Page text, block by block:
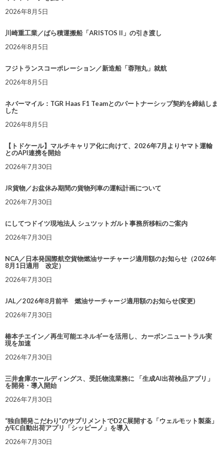
2026年8月5日
川崎重工業／ばら積運搬船「ARISTOS II」の引き渡し
2026年8月5日
フジトランスコーポレーション／新造船「蓉翔丸」就航
2026年8月5日
ネバーマイル：TGR Haas F1 Teamとのパートナーシップ契約を締結しま
した
2026年8月5日
【トドケール】マルチキャリア化に向けて、2026年7月よりヤマト運輸
とのAPI連携を開始
2026年7月30日
JR貨物／お盆休み期間の貨物列車の運転計画について
2026年7月30日
にしてつドイツ現地法人 シュツットガルト事務所移転のご案内
2026年7月30日
NCA／日本発国際航空貨物燃油サーチャージ適用額のお知らせ（2026年
8月1日適用 改定）
2026年7月30日
JAL／2026年8月前半 燃油サーチャージ適用額のお知らせ(変更)
2026年7月30日
椿本チエイン／再生可能エネルギーを活用し、カーボンニュートラル実
現を加速
2026年7月30日
三井倉庫ホールディングス、受託物流業務に 「生成AI出荷検品アプリ」
を開発・導入開始
2026年7月30日
“独自開発こだわり”のサプリメントでD2C展開する「ウェルモット製薬」
がEC自動出荷アプリ「シッピーノ」を導入
2026年7月30日